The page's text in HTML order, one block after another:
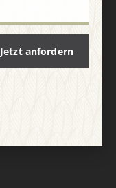
Jetzt anfordern